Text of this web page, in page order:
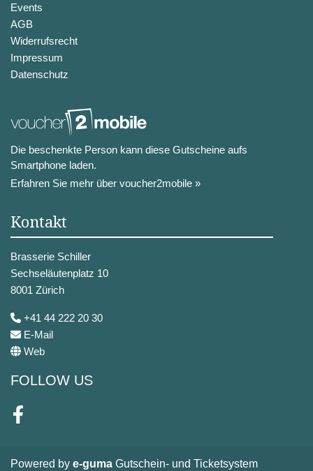
Events
AGB
Widerrufsrecht
Impressum
Datenschutz
Die beschenkte Person kann diese Gutscheine aufs
Smartphone laden.
Erfahren Sie mehr über voucher2mobile »
Kontakt
Brasserie Schiller
Sechseläutenplatz 10
8001 Zürich
+41 44 222 20 30
E-Mail
Web
FOLLOW US
Facebook
Powered by e-guma Gutschein- und Ticketsystem